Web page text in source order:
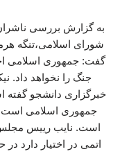
به گزارش بررسی
شورای اسلامی،تنگه
گفت: جمهوری اسلامی
جنگ را نخواهد داد.
خبرگزاری دانشجو گفته
جمهوری اسلامی است،
اتمی در اختیار دارد